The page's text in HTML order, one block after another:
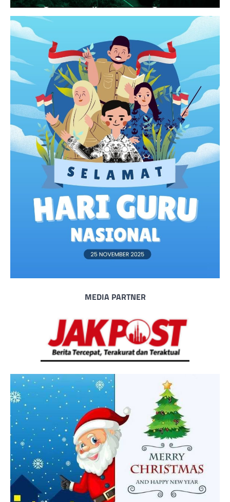
MEDIA PARTNER